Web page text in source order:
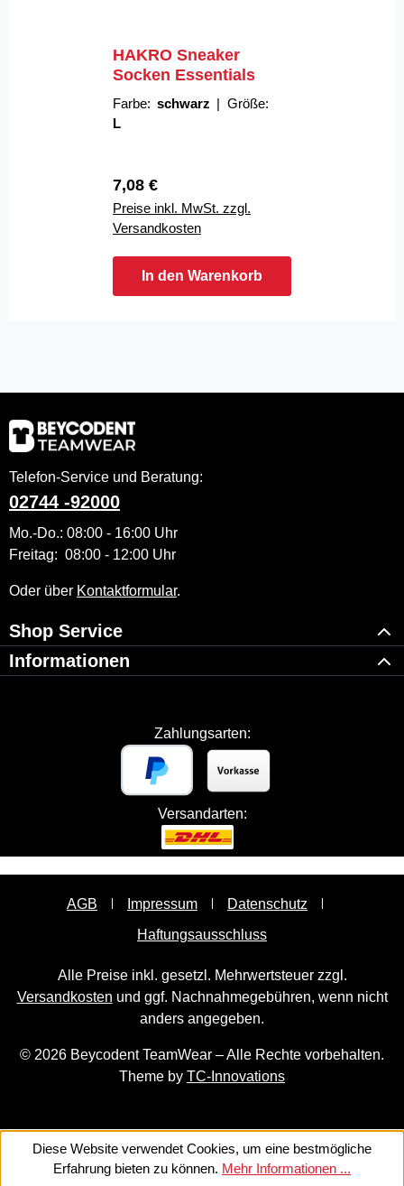
HAKRO Sneaker
Socken Essentials
Farbe: schwarz | Größe:
L
Regulärer Preis:
7,08 €
Preise inkl. MwSt. zzgl.
Versandkosten
In den Warenkorb
Telefon-Service und Beratung:
02744 -92000
Mo.-Do.: 08:00 - 16:00 Uhr
Freitag: 08:00 - 12:00 Uhr
Oder über Kontaktformular.
Shop Service
Informationen
Zahlungsarten:
Versandarten:
AGB Impressum
Datenschutz
Haftungsausschluss
Alle Preise inkl. gesetzl. Mehrwertsteuer zzgl.
Versandkosten und ggf. Nachnahmegebühren, wenn nicht
anders angegeben.
© 2026 Beycodent TeamWear – Alle Rechte vorbehalten.
Theme by TC-Innovations
Diese Website verwendet Cookies, um eine bestmögliche
Erfahrung bieten zu können. Mehr Informationen ...